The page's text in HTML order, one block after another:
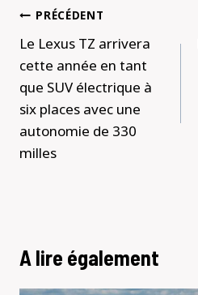
Navigation
de
l’article
PRÉCÉDENT
Le Lexus TZ arrivera
cette année en tant
que SUV électrique à
six places avec une
autonomie de 330
milles
A lire également